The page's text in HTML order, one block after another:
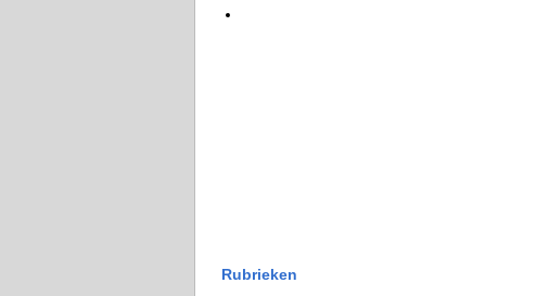
Rubrieken